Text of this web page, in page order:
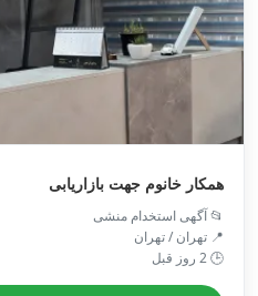
همکار خانوم جهت بازاریابی
📂 آگهی استخدام منشی
📍 تهران / تهران
🕒 2 روز قبل